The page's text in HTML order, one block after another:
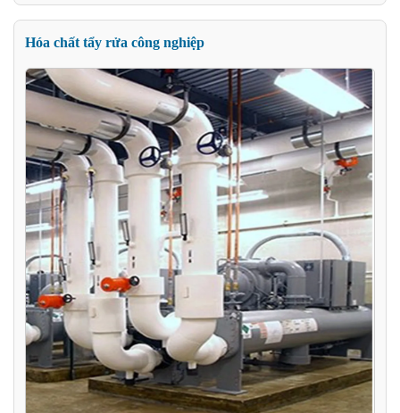
Hóa chất tẩy rửa công nghiệp